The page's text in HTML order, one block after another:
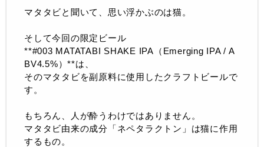
マタタビと聞いて、思い浮かぶのは猫。
そして今回の限定ビール
**#003 MATATABI SHAKE IPA（Emerging IPA / A
BV4.5%）**は、
そのマタタビを副原料に使用したクラフトビールで
す。
もちろん、人が酔うわけではありません。
マタタビ由来の成分「ネペタラクトン」は猫に作用
するもの。